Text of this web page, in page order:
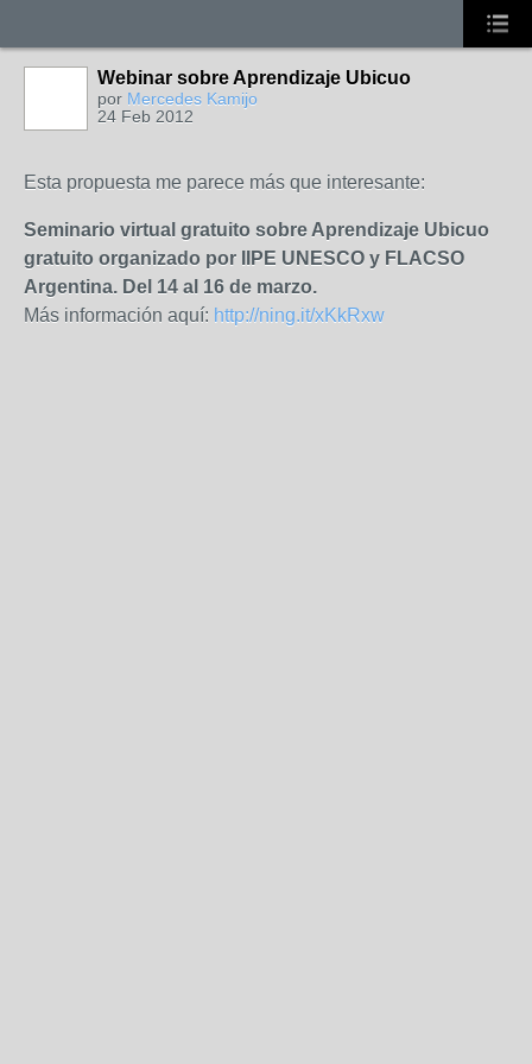
Webinar sobre Aprendizaje Ubicuo
por Mercedes Kamijo
24 Feb 2012
Esta propuesta me parece más que interesante:
Seminario virtual gratuito sobre Aprendizaje Ubicuo
gratuito organizado por IIPE UNESCO y FLACSO
Argentina. Del 14 al 16 de marzo.
Más información aquí: http://ning.it/xKkRxw